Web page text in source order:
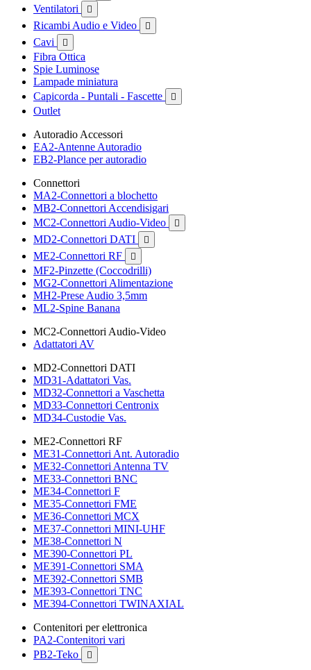
Ventilatori 
Ricambi Audio e Video 
Cavi 
Fibra Ottica
Spie Luminose
Lampade miniatura
Capicorda - Puntali - Fascette

Outlet
Autoradio Accessori
EA2-Antenne Autoradio
EB2-Plance per autoradio
Connettori
MA2-Connettori a blochetto
MB2-Connettori Accendisigari
MC2-Connettori Audio-Video

MD2-Connettori DATI 
ME2-Connettori RF 
MF2-Pinzette (Coccodrilli)
MG2-Connettori Alimentazione
MH2-Prese Audio 3,5mm
ML2-Spine Banana
MC2-Connettori Audio-Video
Adattatori AV
MD2-Connettori DATI
MD31-Adattatori Vas.
MD32-Connettori a Vaschetta
MD33-Connettori Centronix
MD34-Custodie Vas.
ME2-Connettori RF
ME31-Connettori Ant. Autoradio
ME32-Connettori Antenna TV
ME33-Connettori BNC
ME34-Connettori F
ME35-Connettori FME
ME36-Connettori MCX
ME37-Connettori MINI-UHF
ME38-Connettori N
ME390-Connettori PL
ME391-Connettori SMA
ME392-Connettori SMB
ME393-Connettori TNC
ME394-Connettori TWINAXIAL
Contenitori per elettronica
PA2-Contenitori vari
PB2-Teko
